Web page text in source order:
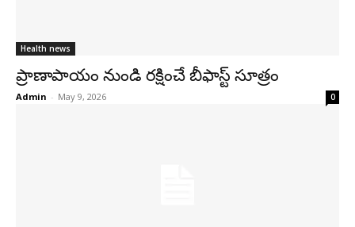
Health news
ప్రాణాపాయం నుండి రక్షించే బీఫాస్ట్‌ సూత్రం
Admin - May 9, 2026 0